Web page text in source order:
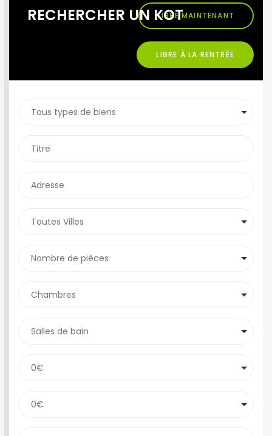
RECHERCHER UN KOTLIBRE MAINTENANT
LIBRE À LA RENTRÉE